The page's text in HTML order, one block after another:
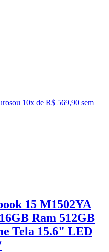
ou 10x de R$ 569,90 sem
15 M1502YA
Ram 512GB
Tela 15.6" LED